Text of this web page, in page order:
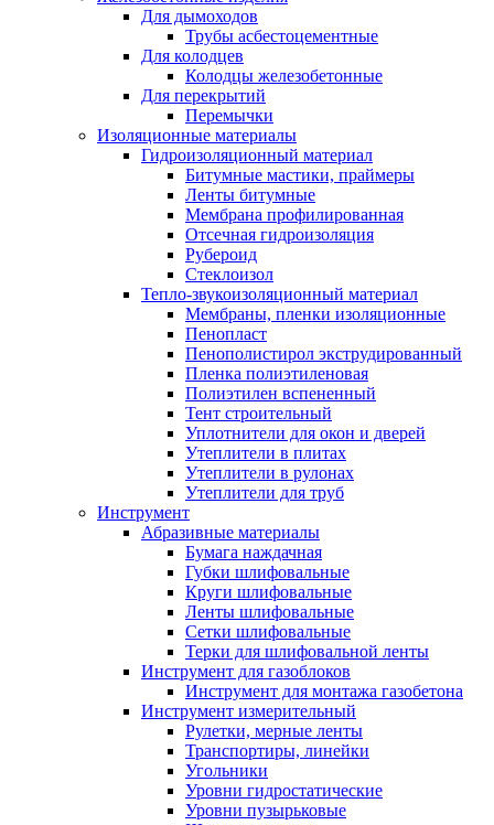
Для дымоходов
Трубы асбестоцементные
Для колодцев
Колодцы железобетонные
Для перекрытий
Перемычки
Изоляционные материалы
Гидроизоляционный материал
Битумные мастики, праймеры
Ленты битумные
Мембрана профилированная
Отсечная гидроизоляция
Рубероид
Стеклоизол
Тепло-звукоизоляционный материал
Мембраны, пленки изоляционные
Пенопласт
Пенополистирол экструдированный
Пленка полиэтиленовая
Полиэтилен вспененный
Тент строительный
Уплотнители для окон и дверей
Утеплители в плитах
Утеплители в рулонах
Утеплители для труб
Инструмент
Абразивные материалы
Бумага наждачная
Губки шлифовальные
Круги шлифовальные
Ленты шлифовальные
Сетки шлифовальные
Терки для шлифовальной ленты
Инструмент для газоблоков
Инструмент для монтажа газобетона
Инструмент измерительный
Рулетки, мерные ленты
Транспортиры, линейки
Угольники
Уровни гидростатические
Уровни пузырьковые